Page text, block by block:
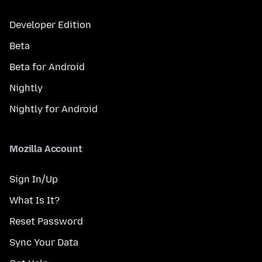
Developer Edition
Beta
Beta for Android
Nightly
Nightly for Android
Mozilla Account
Sign In/Up
What Is It?
Reset Password
Sync Your Data